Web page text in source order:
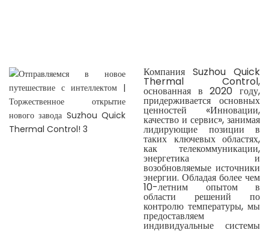
Компания Suzhou Quick
Thermal Control,
основанная в 2020 году,
придерживается основных
ценностей «Инновации,
качество и сервис», занимая
лидирующие позиции в
таких ключевых областях,
как телекоммуникации,
энергетика и
возобновляемые источники
энергии. Обладая более чем
10-летним опытом в
области решений по
контролю температуры, мы
предоставляем
индивидуальные системы